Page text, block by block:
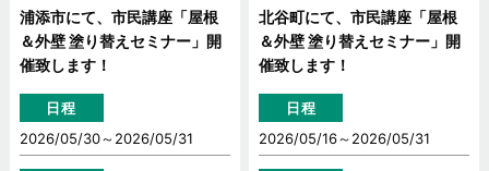
浦添市にて、市民講座「屋根
＆外壁 塗り替えセミナー」開
催致します！
日程
2026/05/30～2026/05/31
北谷町にて、市民講座「屋根
＆外壁 塗り替えセミナー」開
催致します！
日程
2026/05/16～2026/05/31